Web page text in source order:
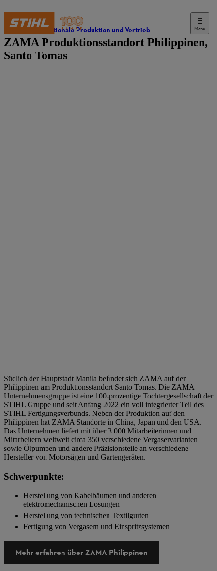
Menu
Internationale Produktion und Vertrieb
ZAMA Produktionsstandort Philippinen,
Santo Tomas
Südlich der Hauptstadt Manila beﬁndet sich ZAMA auf den
Philippinen am Produktionsstandort Santo Tomas. Die ZAMA
Unternehmensgruppe ist eine 100-prozentige Tochtergesellschaft der
STIHL Gruppe und seit Anfang 2022 ein voll integrierter Teil des
STIHL Fertigungsverbunds. Neben der Produktion auf den
Philippinen hat ZAMA Standorte in China, Japan und den USA.
Das Unternehmen liefert mit über 3.000 Mitarbeiterinnen und
Mitarbeitern weltweit circa 350 verschiedene Vergaservarianten
sowie Ölpumpen und andere Präzisionsteile an verschiedene
Hersteller von Motorsägen und Gartengeräten.
Schwerpunkte:
Herstellung von Kabelbäumen und anderen
elektromechanischen Lösungen
Herstellung von technischen Textilgurten
Fertigung von Vergasern und Einspritzsystemen
Mehr erfahren über ZAMA Philippinen